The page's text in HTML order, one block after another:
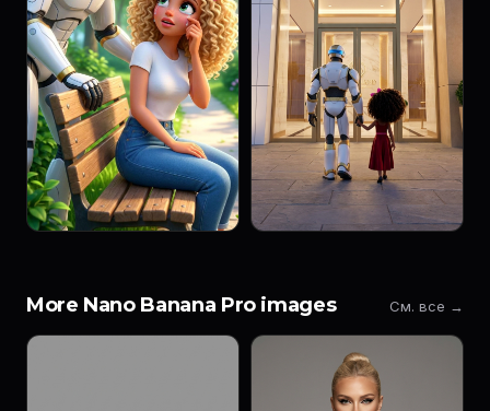
More Nano Banana Pro images См. все →